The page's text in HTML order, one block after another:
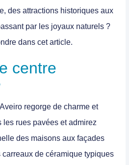
des attractions historiques aux
par les joyaux naturels ?
dans cet article.
centre
regorge de charme et
les rues pavées et admirez
des maisons aux façades
carreaux de céramique typiques